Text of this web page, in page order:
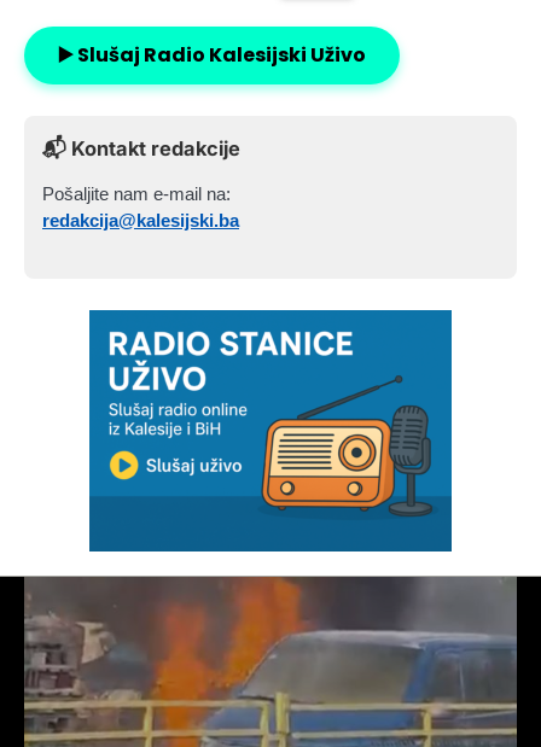
▶️ Slušaj Radio Kalesijski Uživo
📬 Kontakt redakcije
Pošaljite nam e-mail na:
redakcija@kalesijski.ba